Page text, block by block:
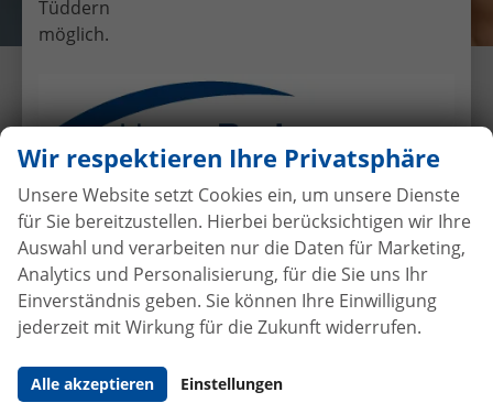
Übergabe eines EU-
Neufahrzeuges Fiat 500 an Frau
Weiß
18.11.2017 • Auslieferungen
Wir respektieren Ihre Privatsphäre
Unsere Website setzt Cookies ein, um unsere Dienste
für Sie bereitzustellen. Hierbei berücksichtigen wir Ihre
Auswahl und verarbeiten nur die Daten für Marketing,
Analytics und Personalisierung, für die Sie uns Ihr
Einverständnis geben. Sie können Ihre Einwilligung
jederzeit mit Wirkung für die Zukunft widerrufen.
Alle akzeptieren Einstellungen
Tüddern
möglich.
Autokaufohne Anzahlungbei
Vertragsabschluss
Beim Automobilhandel von der Forst genießen Sie
maximale Sicherheit und Transparenz. Bei uns